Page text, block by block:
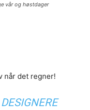
vår og høstdager
når det regner!